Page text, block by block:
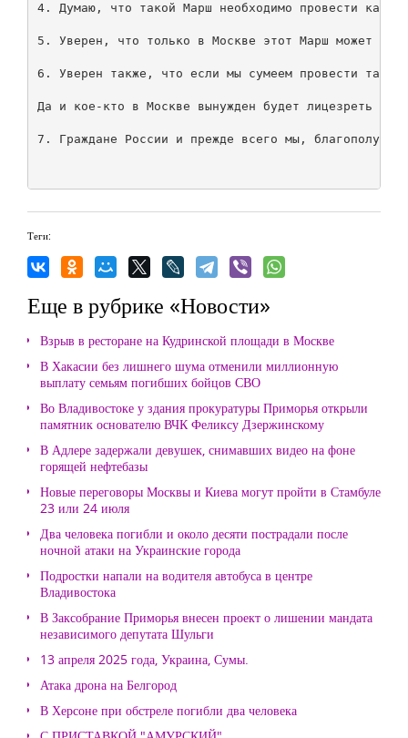
4. Думаю, что такой Марш необходимо провести как
5. Уверен, что только в Москве этот Марш может и
6. Уверен также, что если мы сумеем провести
Да и кое-кто в Москве вынужден будет лицезреть
7. Граждане России и прежде всего мы,
Теги:
Еще в рубрике «Новости»
Взрыв в ресторане на Кудринской площади в Москве
В Хакасии без лишнего шума отменили миллионную
выплату семьям погибших бойцов СВО
Во Владивостоке у здания прокуратуры Приморья открыли
памятник основателю ВЧК Феликсу Дзержинскому
В Адлере задержали девушек, снимавших видео на фоне
горящей нефтебазы
Новые переговоры Москвы и Киева могут пройти в Стамбуле
23 или 24 июля
Два человека погибли и около десяти пострадали после
ночной атаки на Украинские города
Подростки напали на водителя автобуса в центре
Владивостока
В Заксобрание Приморья внесен проект о лишении мандата
независимого депутата Шульги
13 апреля 2025 года, Украина, Сумы.
Атака дрона на Белгород
В Херсоне при обстреле погибли два человека